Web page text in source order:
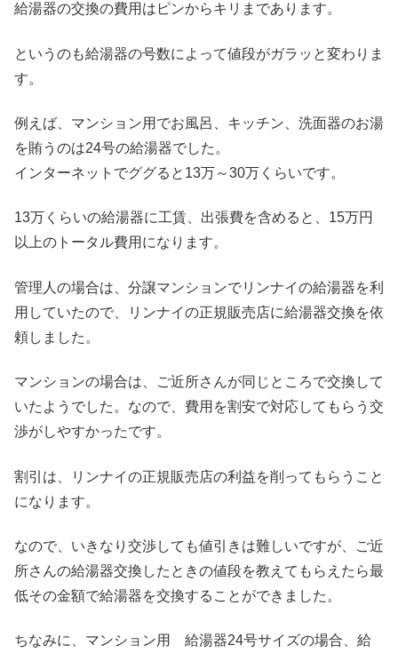
給湯器の交換の費用はピンからキリまであります。
というのも給湯器の号数によって値段がガラッと変わりま
す。
例えば、マンション用でお風呂、キッチン、洗面器のお湯
を賄うのは24号の給湯器でした。
インターネットでググると13万～30万くらいです。
13万くらいの給湯器に工賃、出張費を含めると、15万円
以上のトータル費用になります。
管理人の場合は、分譲マンションでリンナイの給湯器を利
用していたので、リンナイの正規販売店に給湯器交換を依
頼しました。
マンションの場合は、ご近所さんが同じところで交換して
いたようでした。なので、費用を割安で対応してもらう交
渉がしやすかったです。
割引は、リンナイの正規販売店の利益を削ってもらうこと
になります。
なので、いきなり交渉しても値引きは難しいですが、ご近
所さんの給湯器交換したときの値段を教えてもらえたら最
低その金額で給湯器を交換することができました。
ちなみに、マンション用 給湯器24号サイズの場合、給